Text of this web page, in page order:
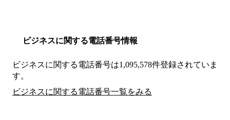
ビジネスに関する電話番号情報
ビジネスに関する電話番号は1,095,578件登録されていま
す。
ビジネスに関する電話番号一覧をみる